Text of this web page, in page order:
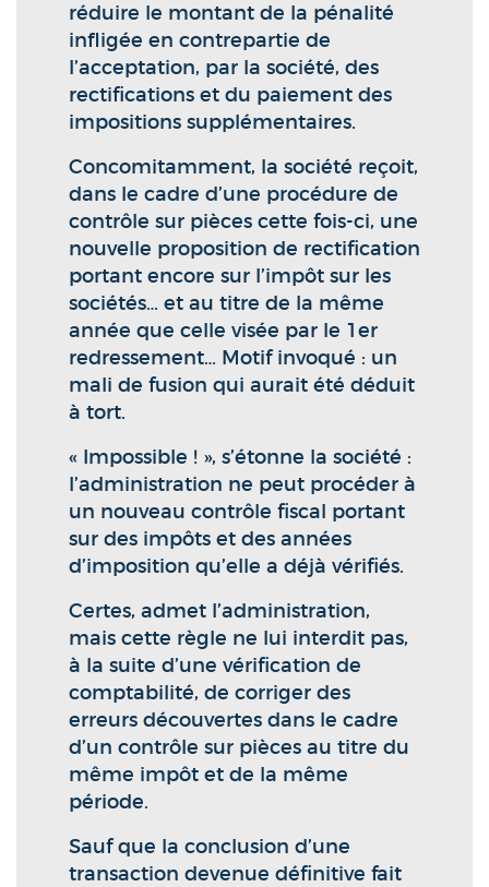
réduire le montant de la pénalité
infligée en contrepartie de
l’acceptation, par la société, des
rectifications et du paiement des
impositions supplémentaires.
Concomitamment, la société reçoit,
dans le cadre d’une procédure de
contrôle sur pièces cette fois-ci, une
nouvelle proposition de rectification
portant encore sur l’impôt sur les
sociétés… et au titre de la même
année que celle visée par le 1er
redressement… Motif invoqué : un
mali de fusion qui aurait été déduit
à tort.
« Impossible ! », s’étonne la société :
l’administration ne peut procéder à
un nouveau contrôle fiscal portant
sur des impôts et des années
d’imposition qu’elle a déjà vérifiés.
Certes, admet l’administration,
mais cette règle ne lui interdit pas,
à la suite d’une vérification de
comptabilité, de corriger des
erreurs découvertes dans le cadre
d’un contrôle sur pièces au titre du
même impôt et de la même
période.
Sauf que la conclusion d’une
transaction devenue définitive fait